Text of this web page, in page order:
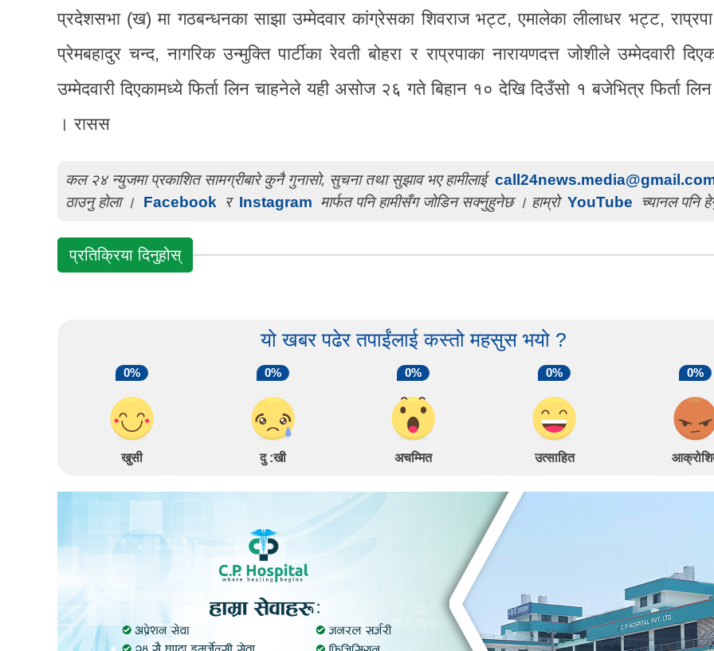
प्रदेशसभा (ख) मा गठबन्धनका साझा उम्मेदवार कांग्रेसका शिवराज भट्ट, एमालेका लीलाधर भट्ट,
प्रेमबहादुर चन्द, नागरिक उन्मुक्ति पार्टीका रेवती बोहरा र राप्रपाका नारायणदत्त जोशीले उम्मेदवारी
उम्मेदवारी दिएकामध्ये फिर्ता लिन चाहनेले यही असोज २६ गते बिहान १० देखि दिउँसो १ बजेभित्र फिर्ता
। रासस
कल २४ न्युजमा प्रकाशित सामग्रीबारे कुनै गुनासो, सुचना तथा सुझाव भए हामीलाई
ठाउनु होला ।
Facebook र Instagram मार्फत पनि हामीसँग जोडिन सक्नुहुनेछ । हाम्रो YouTube च्यानल पनि
प्रतिक्रिया दिनुहोस्
यो खबर पढेर तपाईंलाई कस्तो महसुस भयो ?
0%
खुसी
0%
दु :खी
0%
अचम्मित
0%
उत्साहित
0%